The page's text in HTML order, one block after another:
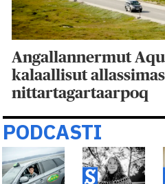
Angallannermut
kalaallisut
nittartagartaarpoq
PODCASTI